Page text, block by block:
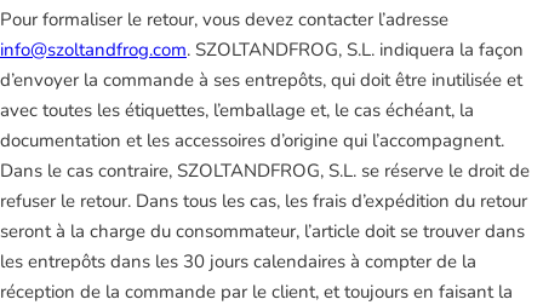
Pour formaliser le retour, vous devez contacter l’adresse
info@szoltandfrog.com. SZOLTANDFROG, S.L. indiquera la façon
d’envoyer la commande à ses entrepôts, qui doit être inutilisée et
avec toutes les étiquettes, l’emballage et, le cas échéant, la
documentation et les accessoires d’origine qui l’accompagnent.
Dans le cas contraire, SZOLTANDFROG, S.L. se réserve le droit de
refuser le retour. Dans tous les cas, les frais d’expédition du retour
seront à la charge du consommateur, l’article doit se trouver dans
les entrepôts dans les 30 jours calendaires à compter de la
réception de la commande par le client, et toujours en faisant la